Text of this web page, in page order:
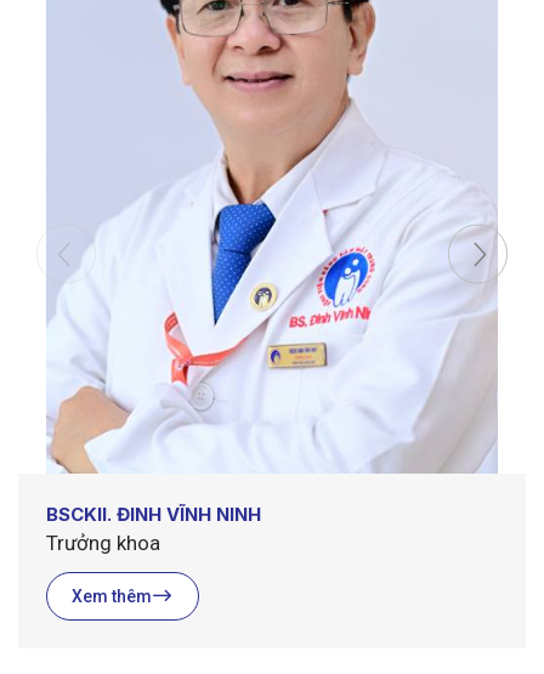
BSCKII. ĐINH VĨNH NINH
Trưởng khoa
Xem thêm